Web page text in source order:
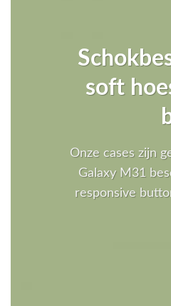
soft
Onze cases zijn
Galaxy M31
responsive